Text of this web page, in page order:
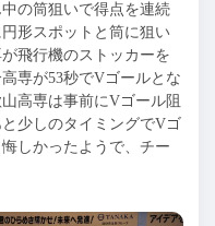
の筒狙いで得点を連続
形スポットと筒に狙い
飛行機のストッカーを
専が53秒でVゴールとな
高専は事前にVゴール阻
少しのタイミングでVゴ
しかったようで、チー